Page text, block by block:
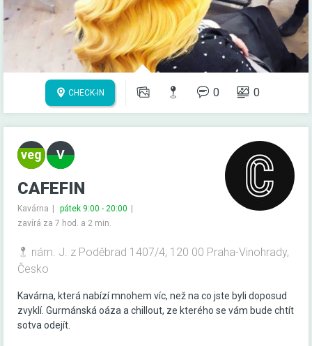
CHECK-IN 0 0
CAFEFIN
Kavárna
pátek 9:00 - 20:00
zavírá za 7 hod. a 2 min.
nám. J. z Poděbrad 1407/4, 120 00 Praha-Vinohrady,
Česko
Kavárna, která nabízí mnohem víc, než na co jste byli doposud
zvyklí. Gurmánská oáza a chillout, ze kterého se vám bude chtít
sotva odejít.